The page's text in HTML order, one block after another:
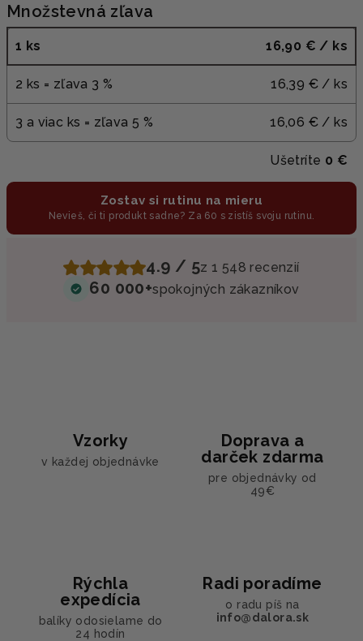
Množstevná zľava
1 ks 16,90 € / ks
2 ks = zľava 3 % 16,39 € / ks
3 a viac ks = zľava 5 % 16,06 € / ks
Ušetríte 0 €
Zostav si rutinu na mieru
Nevieš, či ti produkt sadne? Za 60 s zistíš svoju rutinu.
4.9 / 5z 1 548 recenzií
60 000+spokojných zákazníkov
Vzorky
v každej objednávke
Doprava a
darček zdarma
pre objednávky od
49€
Rýchla
expedícia
balíky odosielame do
24 hodín
Radi poradíme
o radu píš na
info@dalora.sk